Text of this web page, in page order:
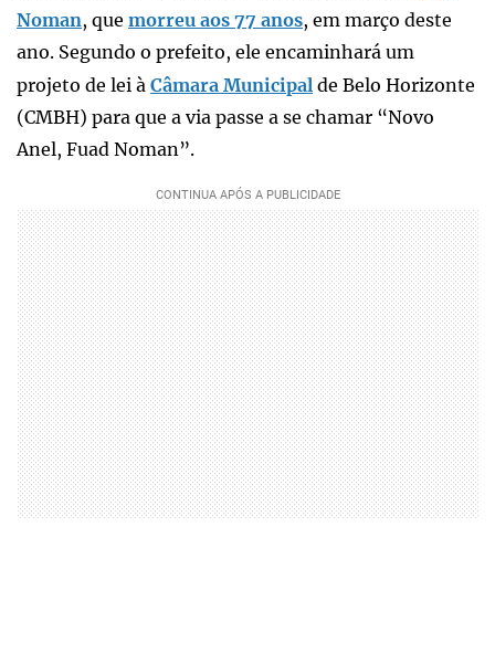
Noman, que morreu aos 77 anos, em março deste
ano. Segundo o prefeito, ele encaminhará um
projeto de lei à Câmara Municipal de Belo Horizonte
(CMBH) para que a via passe a se chamar “Novo
Anel, Fuad Noman”.